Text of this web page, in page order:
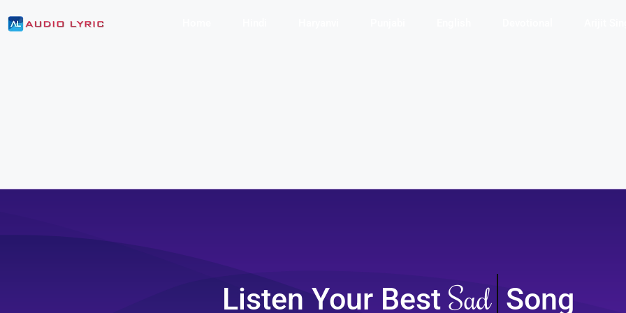
Listen Your Best Sad Song